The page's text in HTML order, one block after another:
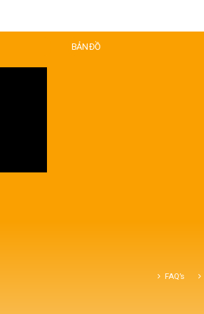
BẢN ĐỒ
FAQ’s